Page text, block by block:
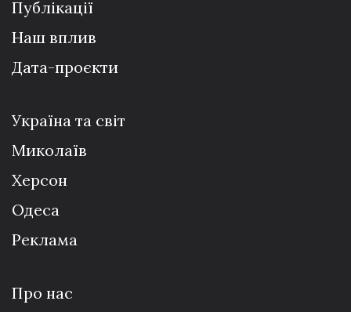
Публікації
Наш вплив
Дата-проєкти
Україна та світ
Миколаїв
Херсон
Одеса
Реклама
Про нас